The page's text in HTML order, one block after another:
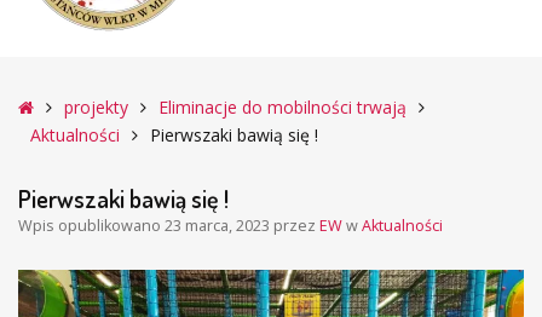
Głównaprojekty
Eliminacje do mobilności trwają
Aktualności
Pierwszaki bawią się !
Pierwszaki bawią się !
Wpis opublikowano 23 marca, 2023 przez EWwAktualności